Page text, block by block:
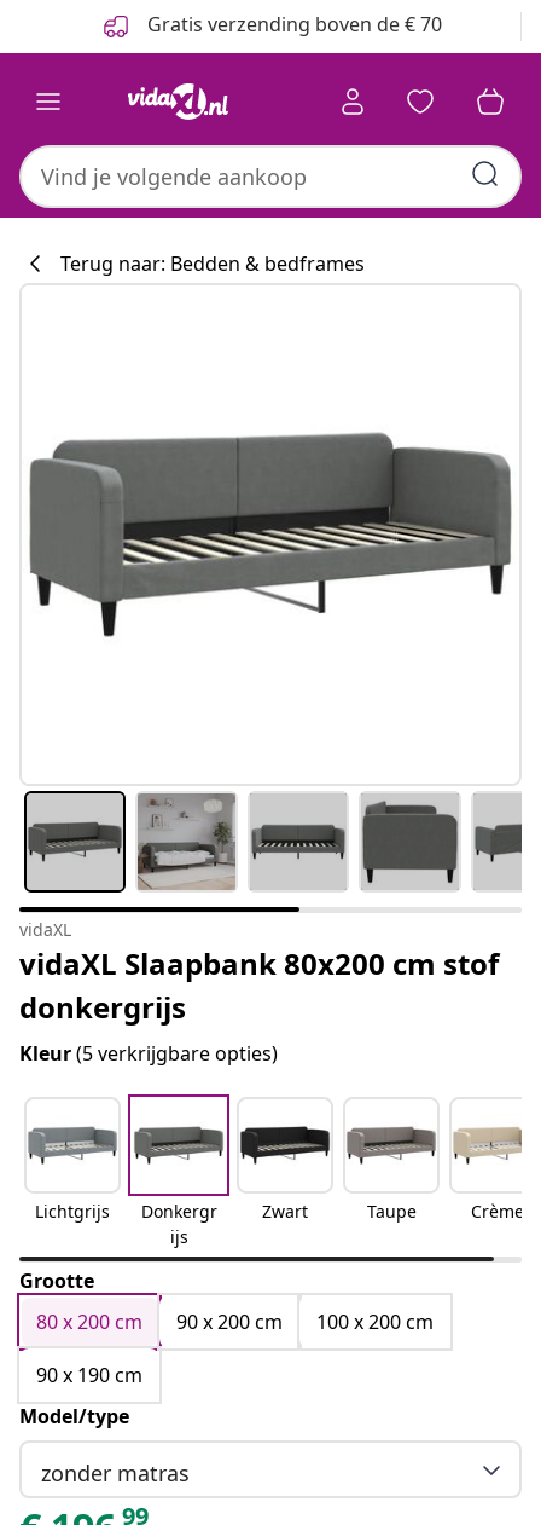
Gratis verzending boven de € 70
Terug naar: Bedden & bedframes
vidaXL
vidaXL Slaapbank 80x200 cm stof
donkergrijs
Kleur(5 verkrijgbare opties)
Lichtgrijs
Donkergr
ijs
Zwart Taupe Crème
Grootte
80 x 200 cm
90 x 200 cm
100 x 200 cm
90 x 190 cm
Model/type
zonder matras
99